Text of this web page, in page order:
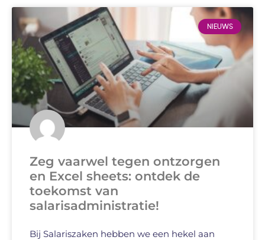
NIEUWS
Zeg vaarwel tegen ontzorgen
en Excel sheets: ontdek de
toekomst van
salarisadministratie!
Bij Salariszaken hebben we een hekel aan